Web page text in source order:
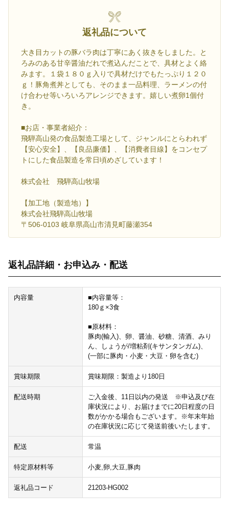
返礼品について
大き目カットの豚バラ肉は丁寧にあく抜きをしました。と
ろみのある甘辛醤油だれで煮込んだことで、具材とよく絡
みます。１袋１８０ｇ入りで具材だけでもたっぷり１２０
ｇ！豚角煮丼としても、そのまま一品料理、ラーメンの付
け合わせ等いろいろアレンジできます。嬉しい煮卵1個付
き。
■お店・事業者紹介：
飛騨高山発の食品製造工場として、ジャンルにとらわれず
【安心安全】、【良品廉価】、【消費者目線】をコンセプ
トにした食品製造を常日頃めざしています！
株式会社 飛騨高山牧場
【加工地（製造地）】
株式会社飛騨高山牧場
〒506-0103 岐阜県高山市清見町藤瀬354
返礼品詳細・お申込み・配送
内容量
■内容量等：
180ｇ×3食
■原材料：
豚肉(輸入)、卵、醤油、砂糖、清酒、みり
ん、しょうが/増粘剤(キサンタンガム)、
(一部に豚肉・小麦・大豆・卵を含む)
賞味期限 賞味期限：製造より180日
配送時期
ご入金後、11日以内の発送 ※申込及び在
庫状況により、お届けまでに20日程度の日
数がかかる場合もございます。※年末年始
の在庫状況に応じて発送前後いたします。
配送 常温
特定原材料等 小麦,卵,大豆,豚肉
返礼品コード 21203-HG002